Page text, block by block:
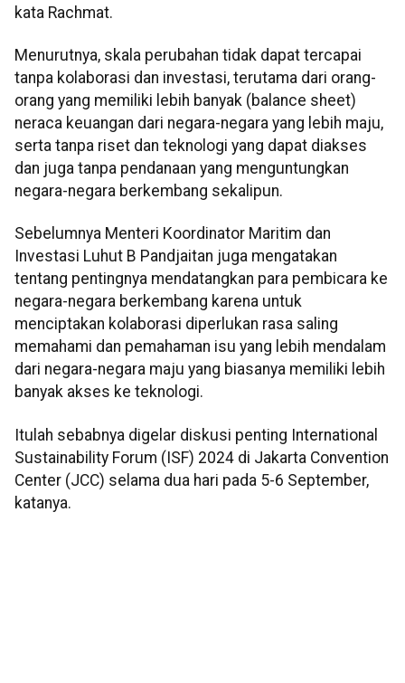
kata Rachmat.
Menurutnya, skala perubahan tidak dapat tercapai
tanpa kolaborasi dan investasi, terutama dari orang-
orang yang memiliki lebih banyak (balance sheet)
neraca keuangan dari negara-negara yang lebih maju,
serta tanpa riset dan teknologi yang dapat diakses
dan juga tanpa pendanaan yang menguntungkan
negara-negara berkembang sekalipun.
Sebelumnya Menteri Koordinator Maritim dan
Investasi Luhut B Pandjaitan juga mengatakan
tentang pentingnya mendatangkan para pembicara ke
negara-negara berkembang karena untuk
menciptakan kolaborasi diperlukan rasa saling
memahami dan pemahaman isu yang lebih mendalam
dari negara-negara maju yang biasanya memiliki lebih
banyak akses ke teknologi.
Itulah sebabnya digelar diskusi penting International
Sustainability Forum (ISF) 2024 di Jakarta Convention
Center (JCC) selama dua hari pada 5-6 September,
katanya.